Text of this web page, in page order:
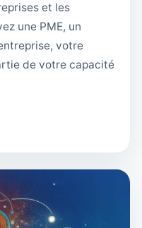
et les
une PME, un
votre
de votre capacité